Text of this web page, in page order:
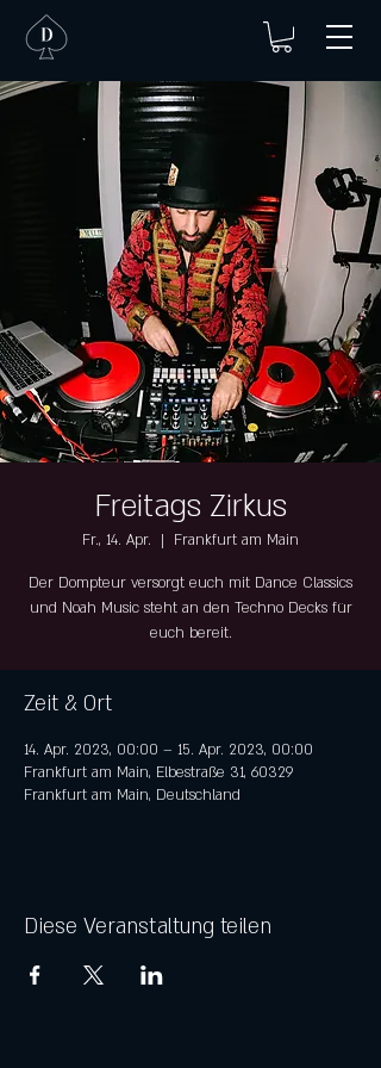
Freitags Zirkus
Fr., 14. Apr.
  |
Frankfurt am Main
Der Dompteur versorgt euch mit Dance Classics
und Noah Music steht an den Techno Decks für
euch bereit.
Zeit & Ort
14. Apr. 2023, 00:00 – 15. Apr. 2023, 00:00
Frankfurt am Main, Elbestraße 31, 60329
Frankfurt am Main, Deutschland
Diese Veranstaltung teilen